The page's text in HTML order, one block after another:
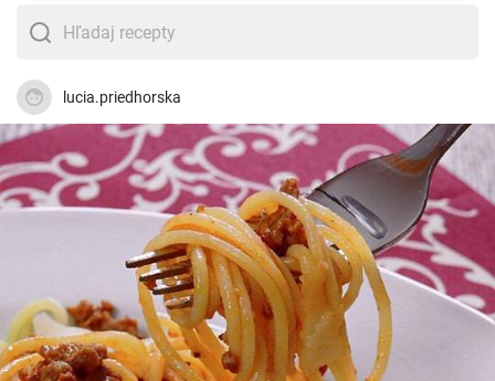
Hovädzie varené a paradajková omáčka
ich aj vy?
lucia.priedhorska